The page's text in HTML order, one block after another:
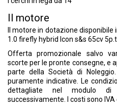
Il motore
Il motore in dotazione
1.0 firefly hybrid Icon s&s 65cv
Offerta promozionale salvo
scorte per le pronte consegne, e
parte della Società di
puramente indicative. Le
dettagliate nel modulo
successivamente. I costi sono IVA